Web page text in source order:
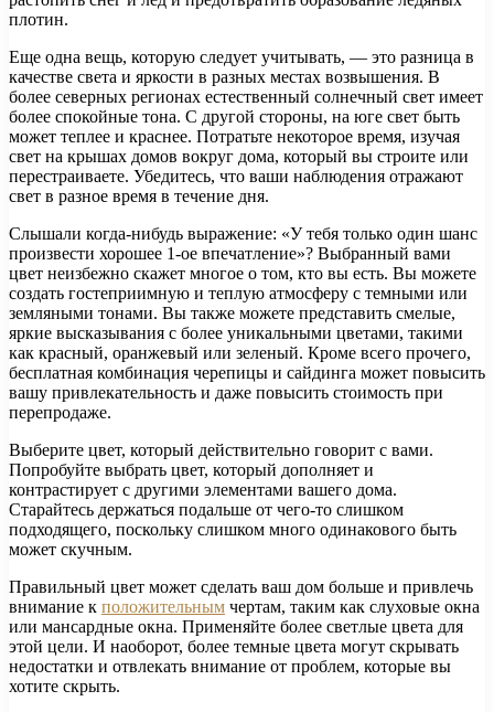
плотин.
Еще одна вещь, которую следует учитывать, — это разница в
качестве света и яркости в разных местах возвышения. В
более северных регионах естественный солнечный свет имеет
более спокойные тона. С другой стороны, на юге свет быть
может теплее и краснее. Потратьте некоторое время, изучая
свет на крышах домов вокруг дома, который вы строите или
перестраиваете. Убедитесь, что ваши наблюдения отражают
свет в разное время в течение дня.
Слышали когда-нибудь выражение: «У тебя только один шанс
произвести хорошее 1-ое впечатление»? Выбранный вами
цвет неизбежно скажет многое о том, кто вы есть. Вы можете
создать гостеприимную и теплую атмосферу с темными или
земляными тонами. Вы также можете представить смелые,
яркие высказывания с более уникальными цветами, такими
как красный, оранжевый или зеленый. Кроме всего прочего,
бесплатная комбинация черепицы и сайдинга может повысить
вашу привлекательность и даже повысить стоимость при
перепродаже.
Выберите цвет, который действительно говорит с вами.
Попробуйте выбрать цвет, который дополняет и
контрастирует с другими элементами вашего дома.
Старайтесь держаться подальше от чего-то слишком
подходящего, поскольку слишком много одинакового быть
может скучным.
Правильный цвет может сделать ваш дом больше и привлечь
внимание к положительным чертам, таким как слуховые окна
или мансардные окна. Применяйте более светлые цвета для
этой цели. И наоборот, более темные цвета могут скрывать
недостатки и отвлекать внимание от проблем, которые вы
хотите скрыть.